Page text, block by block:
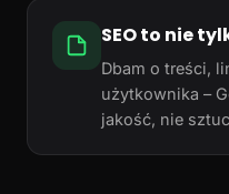
SEO to nie
Dbam o treści,
użytkownika –
jakość, nie